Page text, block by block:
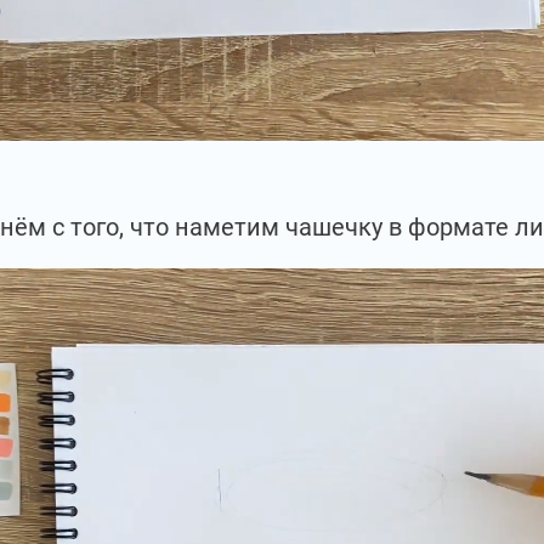
с того, что наметим чашечку в формате